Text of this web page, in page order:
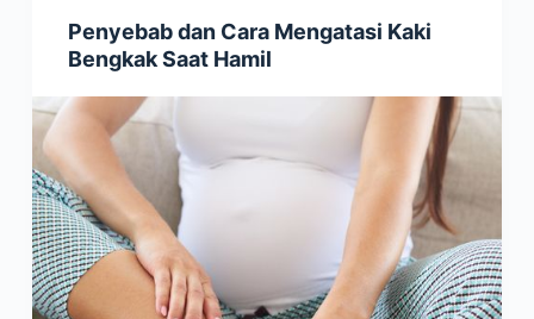
Penyebab dan Cara Mengatasi Kaki
Bengkak Saat Hamil